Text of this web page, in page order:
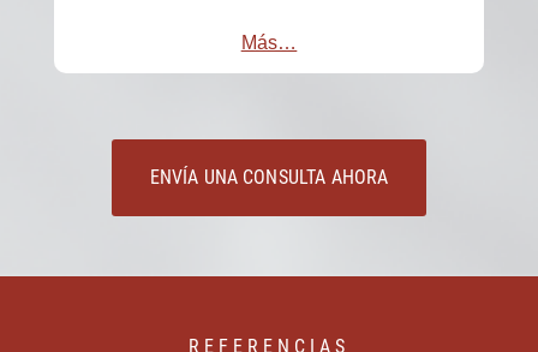
Más…
ENVÍA UNA CONSULTA AHORA
REFERENCIAS